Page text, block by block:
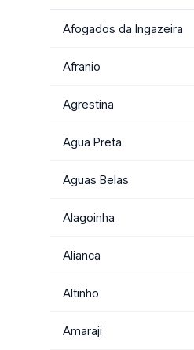
Afogados da Ingazeira
Afranio
Agrestina
Agua Preta
Aguas Belas
Alagoinha
Alianca
Altinho
Amaraji